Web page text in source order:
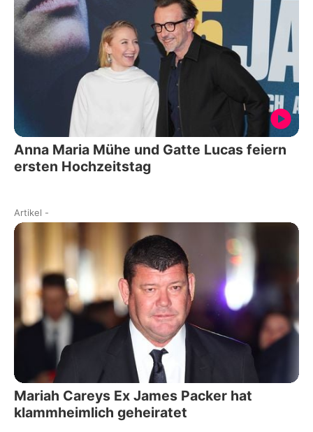
Anna Maria Mühe und Gatte Lucas feiern
ersten Hochzeitstag
Artikel -
Mariah Careys Ex James Packer hat
klammheimlich geheiratet